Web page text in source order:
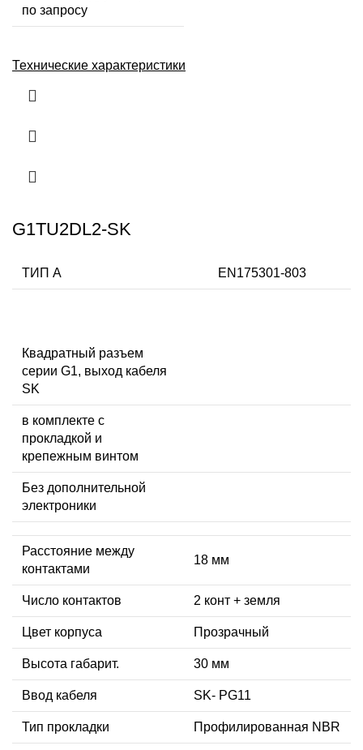
по запросу
Технические характеристики
G1TU2DL2-SK
ТИП А EN175301-803
Квадратный разъем
серии G1, выход кабеля
SK
в комплекте с
прокладкой и
крепежным винтом
Без дополнительной
электроники
Расстояние между
контактами
18 мм
Число контактов 2 конт + земля
Цвет корпуса Прозрачный
Высота габарит. 30 мм
Ввод кабеля SK- PG11
Тип прокладки Профилированная NBR